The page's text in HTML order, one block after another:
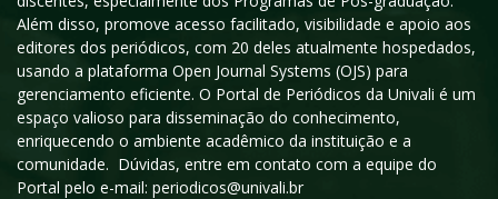
Além disso, promove acesso facilitado, visibilidade e apoio aos
editores dos periódicos, com 20 deles atualmente hospedados,
usando a plataforma Open Journal Systems (OJS) para
gerenciamento eficiente. O Portal de Periódicos da Univali é um
espaço valioso para disseminação do conhecimento,
enriquecendo o ambiente acadêmico da instituição e a
comunidade. Dúvidas, entre em contato com a equipe do
Portal pelo e-mail: periodicos@univali.br